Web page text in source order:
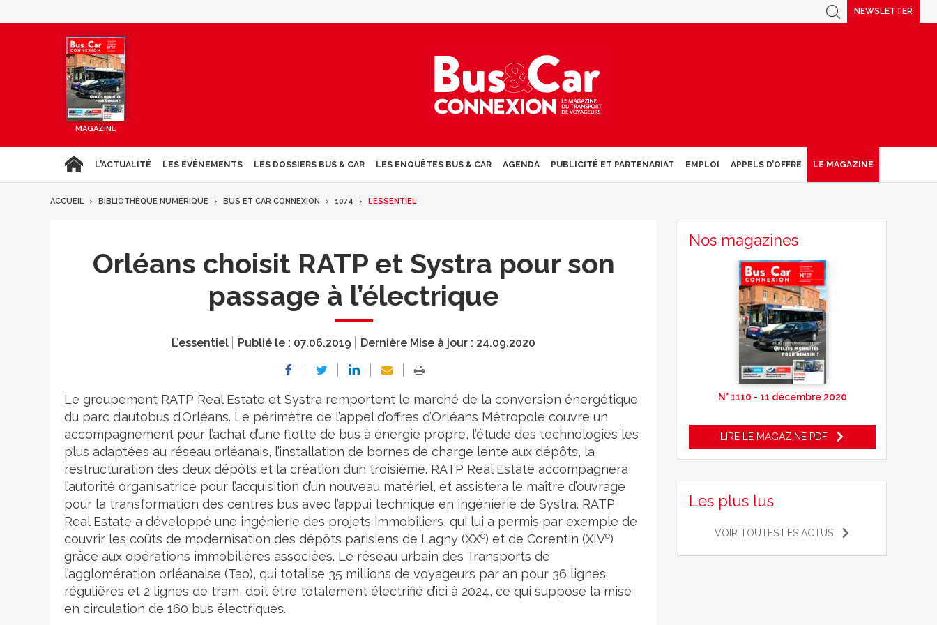
NEWSLETTER
MAGAZINE
L'ACTUALITÉ LES EVÉNEMENTS LES DOSSIERS BUS & CAR LES ENQUÊTES BUS & CAR AGENDA PUBLICITÉ ET PARTENARIAT EMPLOI APPELS D’OFFRE LE MAGAZINE
ACCUEIL BIBLIOTHÈQUE NUMÉRIQUE BUS ET CAR CONNEXION 1074 L’ESSENTIEL
Orléans choisit RATP et Systra pour son
passage à l’électrique
L’essentiel Publié le : 07.06.2019 Dernière Mise à jour : 24.09.2020
Le groupement RATP Real Estate et Systra remportent le marché de la conversion énergétique
du parc d’autobus d’Orléans. Le périmètre de l’appel d’offres d’Orléans Métropole couvre un
accompagnement pour l’achat d’une flotte de bus à énergie propre, l’étude des technologies les
plus adaptées au réseau orléanais, l’installation de bornes de charge lente aux dépôts, la
restructuration des deux dépôts et la création d’un troisième. RATP Real Estate accompagnera
l’autorité organisatrice pour l’acquisition d’un nouveau matériel, et assistera le maître d’ouvrage
pour la transformation des centres bus avec l’appui technique en ingénierie de Systra. RATP
Real Estate a développé une ingénierie des projets immobiliers, qui lui a permis par exemple de
couvrir les coûts de modernisation des dépôts parisiens de Lagny (XXe) et de Corentin (XIVe)
grâce aux opérations immobilières associées. Le réseau urbain des Transports de
l’agglomération orléanaise (Tao), qui totalise 35 millions de voyageurs par an pour 36 lignes
régulières et 2 lignes de tram, doit être totalement électrifié d’ici à 2024, ce qui suppose la mise
en circulation de 160 bus électriques.
Nos magazines
N° 1110 - 11 décembre 2020
LIRE LE MAGAZINE PDF
Les plus lus
VOIR TOUTES LES ACTUS